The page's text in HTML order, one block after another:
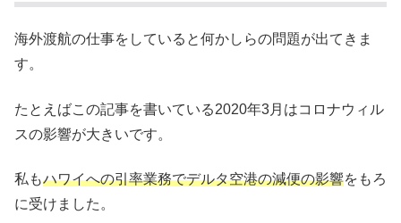
海外渡航の仕事をしていると何かしらの問題が出てきま
す。
たとえばこの記事を書いている2020年3月はコロナウィル
スの影響が大きいです。
私もハワイへの引率業務でデルタ空港の減便の影響をもろ
に受けました。